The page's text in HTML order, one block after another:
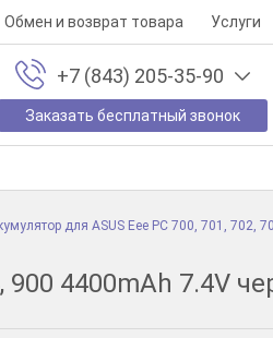
Обмен и возврат товара Услуги
+7 (843) 205-35-90
Заказать бесплатный звонок
для ASUS Eee PC 700, 701, 702,
900 4400mAh 7.4V